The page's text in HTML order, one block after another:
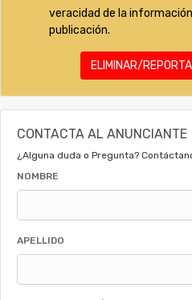
veracidad de la
publicación.
ELIMINAR/
CONTACTA AL ANUNCIANTE
¿Alguna duda o Pregunta?
NOMBRE
APELLIDO